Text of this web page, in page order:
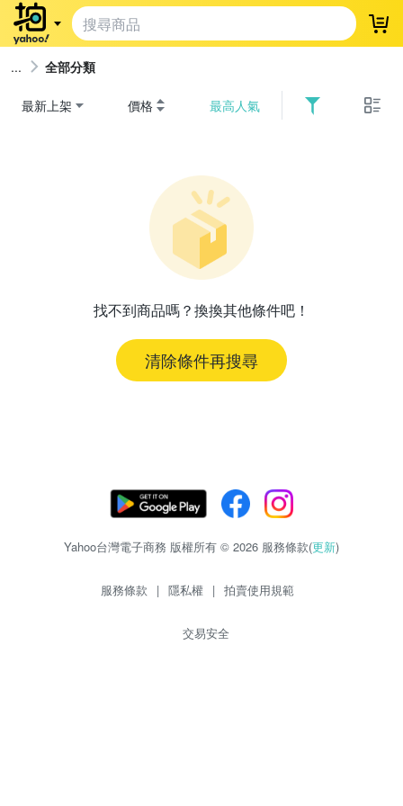
登
全部分類
最新上架 價格 最高人氣
找不到商品嗎？換換其他條件吧！
清除條件再搜尋
Yahoo台灣電子商務 版權所有 © 2026 服務條款(更新)
服務條款 | 隱私權 | 拍賣使用規範
交易安全